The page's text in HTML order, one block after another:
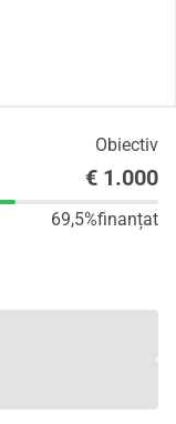
Obiectiv
€ 1.000
69,5%finanțat